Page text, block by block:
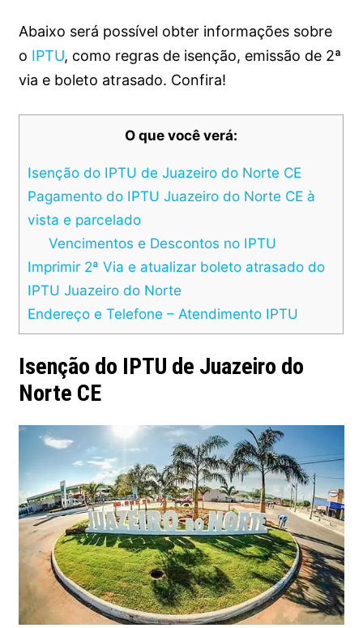
Abaixo será possível obter informações sobre
o IPTU, como regras de isenção, emissão de 2ª
via e boleto atrasado. Confira!
O que você verá:
Isenção do IPTU de Juazeiro do Norte CE
Pagamento do IPTU Juazeiro do Norte CE à
vista e parcelado
Vencimentos e Descontos no IPTU
Imprimir 2ª Via e atualizar boleto atrasado do
IPTU Juazeiro do Norte
Endereço e Telefone – Atendimento IPTU
Isenção do IPTU de Juazeiro do
Norte CE